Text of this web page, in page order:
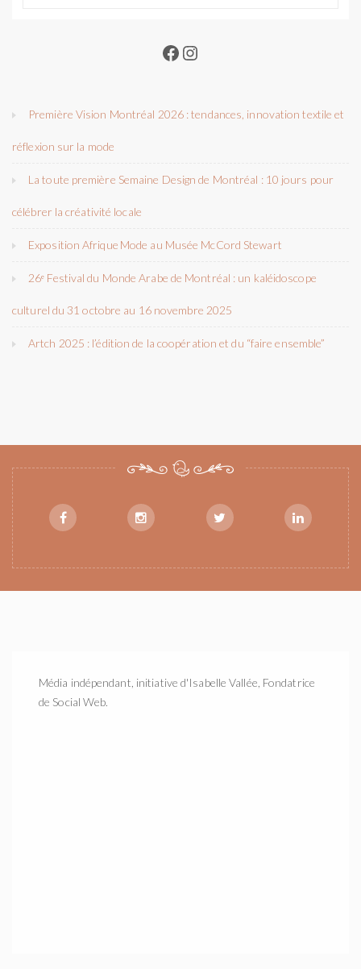
Facebook
Instagram
Première Vision Montréal 2026 : tendances, innovation textile et
réflexion sur la mode
La toute première Semaine Design de Montréal : 10 jours pour
célébrer la créativité locale
Exposition Afrique Mode au Musée McCord Stewart
26ᵉ Festival du Monde Arabe de Montréal : un kaléidoscope
culturel du 31 octobre au 16 novembre 2025
Artch 2025 : l’édition de la coopération et du “faire ensemble”
Média indépendant, initiative d'Isabelle Vallée, Fondatrice
de Social Web.